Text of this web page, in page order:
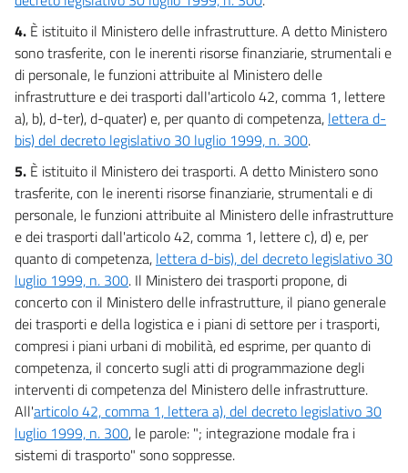
4. È istituito il Ministero delle infrastrutture. A detto Ministero
sono trasferite, con le inerenti risorse finanziarie, strumentali e
di personale, le funzioni attribuite al Ministero delle
infrastrutture e dei trasporti dall'articolo 42, comma 1, lettere
a), b), d-ter), d-quater) e, per quanto di competenza, lettera d-
bis) del decreto legislativo 30 luglio 1999, n. 300.
5. È istituito il Ministero dei trasporti. A detto Ministero sono
trasferite, con le inerenti risorse finanziarie, strumentali e di
personale, le funzioni attribuite al Ministero delle infrastrutture
e dei trasporti dall'articolo 42, comma 1, lettere c), d) e, per
quanto di competenza, lettera d-bis), del decreto legislativo 30
luglio 1999, n. 300. Il Ministero dei trasporti propone, di
concerto con il Ministero delle infrastrutture, il piano generale
dei trasporti e della logistica e i piani di settore per i trasporti,
compresi i piani urbani di mobilità, ed esprime, per quanto di
competenza, il concerto sugli atti di programmazione degli
interventi di competenza del Ministero delle infrastrutture.
All'articolo 42, comma 1, lettera a), del decreto legislativo 30
luglio 1999, n. 300, le parole: "; integrazione modale fra i
sistemi di trasporto" sono soppresse.